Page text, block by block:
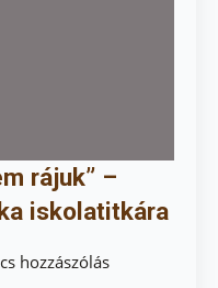
rájuk” –
iskolatitkára
hozzászólás